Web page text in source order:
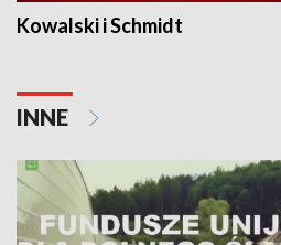
Kowalski i Schmidt
INNE